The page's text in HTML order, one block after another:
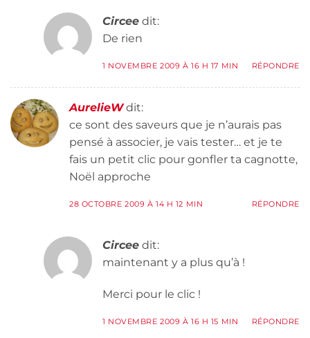
Circee dit:
De rien
1 NOVEMBRE 2009 À 16 H 17 MIN RÉPONDRE
AurelieW dit:
ce sont des saveurs que je n’aurais pas
pensé à associer, je vais tester… et je te
fais un petit clic pour gonfler ta cagnotte,
Noël approche
28 OCTOBRE 2009 À 14 H 12 MIN RÉPONDRE
Circee dit:
maintenant y a plus qu’à !
Merci pour le clic !
1 NOVEMBRE 2009 À 16 H 15 MIN RÉPONDRE